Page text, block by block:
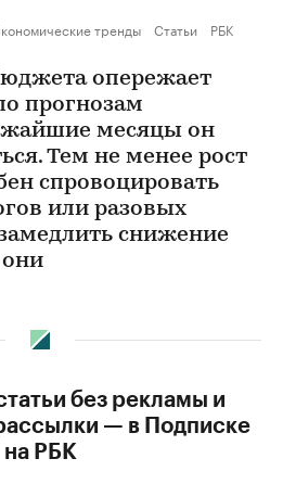
тренды Статьи РБК
опережает
прогнозам
месяцы он
Тем не менее рост
спровоцировать
или разовых
снижение
они
без рекламы и
— в Подписке
на РБК